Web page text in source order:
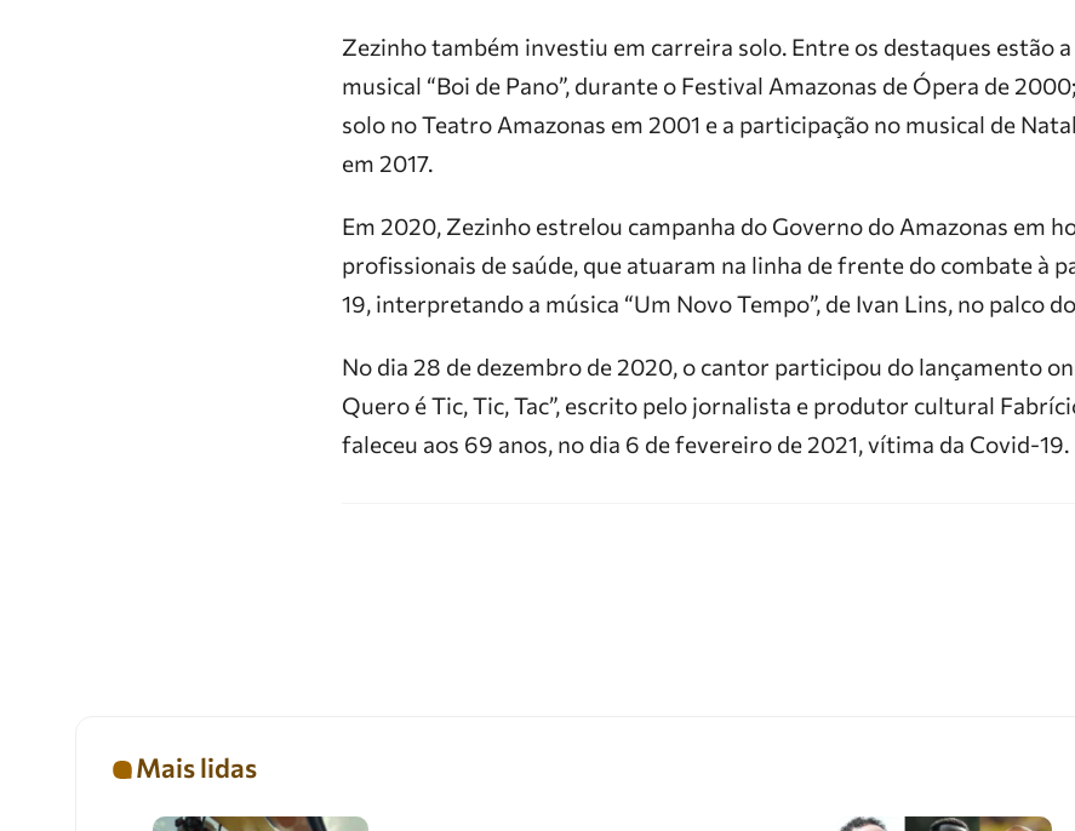
Zezinho também investiu em carreira solo. Entre os destaques estão
musical “Boi de Pano”, durante o Festival Amazonas de Ópera de
solo no Teatro Amazonas em 2001 e a participação no musical de Natal
em 2017.
Em 2020, Zezinho estrelou campanha do Governo do Amazonas em
profissionais de saúde, que atuaram na linha de frente do combate à
19, interpretando a música “Um Novo Tempo”, de Ivan Lins, no palco
No dia 28 de dezembro de 2020, o cantor participou do lançamento
Quero é Tic, Tic, Tac”, escrito pelo jornalista e produtor cultural
faleceu aos 69 anos, no dia 6 de fevereiro de 2021, vítima da Covid-19.
Mais lidas